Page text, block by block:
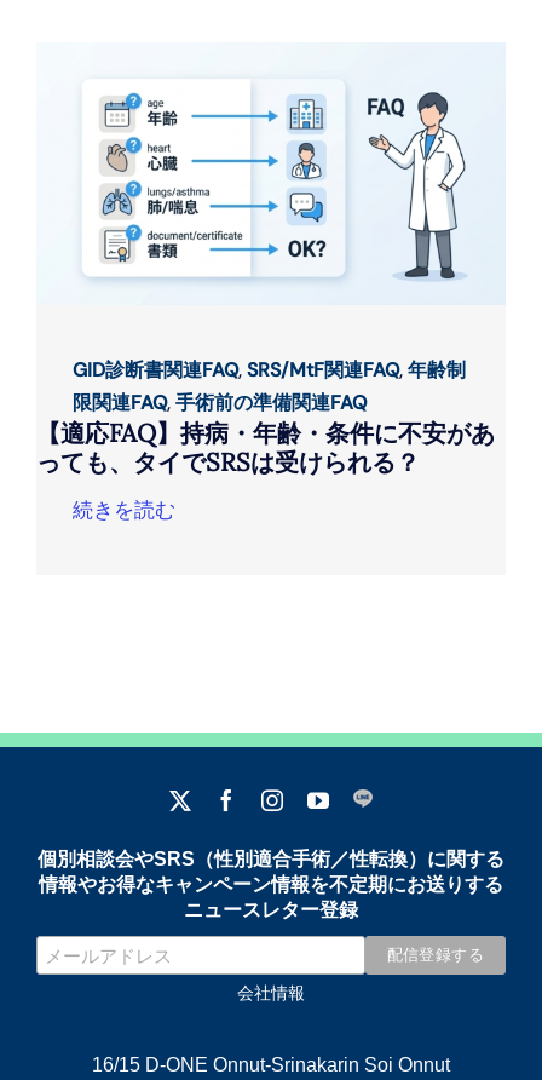
GID診断書関連FAQ,SRS/MtF関連FAQ,年齢制
限関連FAQ,手術前の準備関連FAQ
【適応FAQ】持病・年齢・条件に不安があ
っても、タイでSRSは受けられる？
続きを読む
個別相談会やSRS（性別適合手術／性転換）に関する
情報やお得なキャンペーン情報を不定期にお送りする
ニュースレター登録
会社情報
16/15 D-ONE Onnut-Srinakarin Soi Onnut